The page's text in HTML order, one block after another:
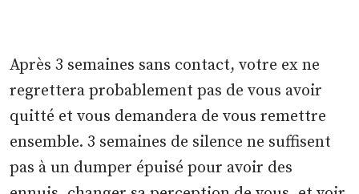
Après 3 semaines sans contact, votre ex ne
regrettera probablement pas de vous avoir
quitté et vous demandera de vous remettre
ensemble. 3 semaines de silence ne suffisent
pas à un dumper épuisé pour avoir des